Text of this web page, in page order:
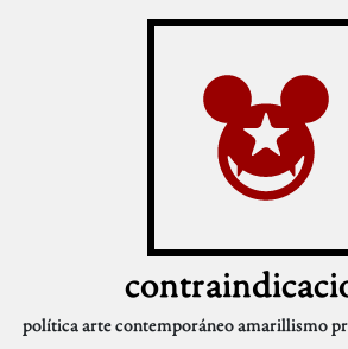
políticaarte contemporáneoamarillismo